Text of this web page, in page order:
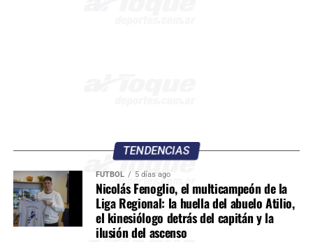
TENDENCIAS
FÚTBOL 5 días ago
Nicolás Fenoglio, el multicampeón de la
Liga Regional: la huella del abuelo Atilio,
el kinesiólogo detrás del capitán y la
ilusión del ascenso